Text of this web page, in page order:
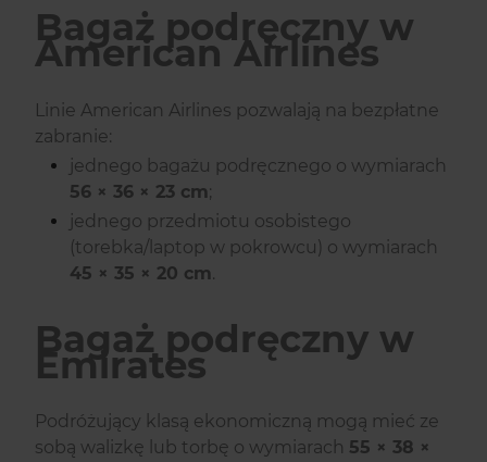
Bagaż podręczny w
American Airlines
Linie American Airlines pozwalają na bezpłatne
zabranie:
jednego bagażu podręcznego o wymiarach
56 × 36 × 23 cm;
jednego przedmiotu osobistego
(torebka/laptop w pokrowcu) o wymiarach
45 × 35 × 20 cm.
Bagaż podręczny w
Emirates
Podróżujący klasą ekonomiczną mogą mieć ze
sobą walizkę lub torbę o wymiarach 55 × 38 ×